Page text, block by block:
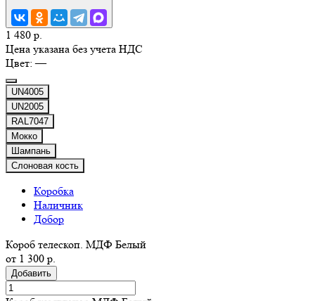
1 480 р.
Цена указана без учета НДС
Цвет:—
UN4005
UN2005
RAL7047
Мокко
Шампань
Слоновая кость
Коробка
Наличник
Добор
Короб телескоп. МДФ Белый
от 1 300 р.
Добавить